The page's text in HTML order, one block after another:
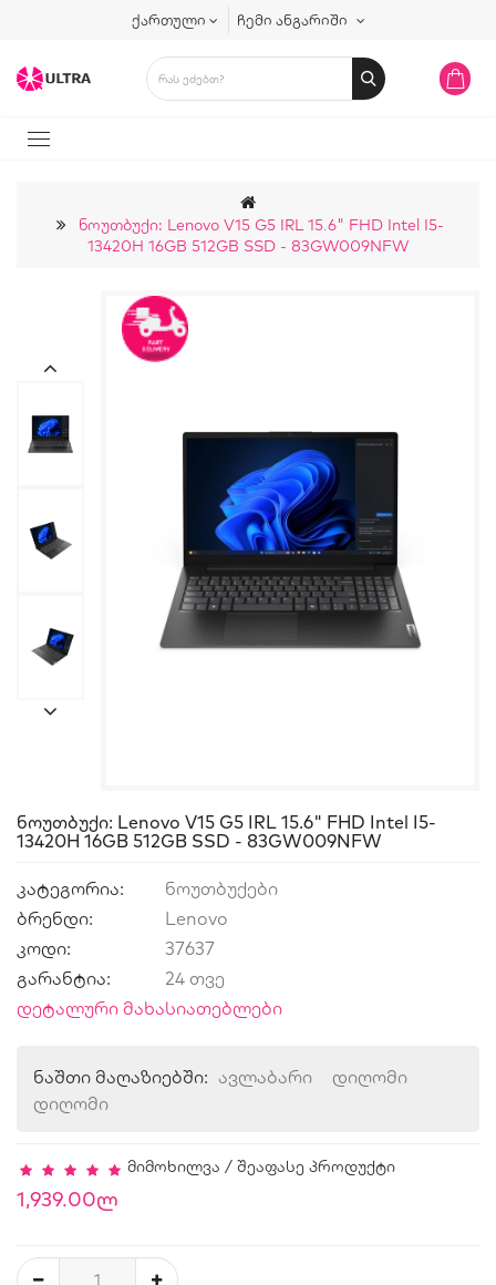
ქართული ჩემი ანგარიში
Ნოუთბუქი: Lenovo V15 G5 IRL 15.6" FHD Intel I5-
13420H 16GB 512GB SSD - 83GW009NFW
Ნოუთბუქი: Lenovo V15 G5 IRL 15.6" FHD Intel I5-
13420H 16GB 512GB SSD - 83GW009NFW
კატეგორია:
ნოუთბუქები
ბრენდი:
Lenovo
კოდი:
37637
გარანტია:
24 თვე
დეტალური მახასიათებლები
ნაშთი მაღაზიებში: ავლაბარი
დიღომი
დიღომი
მიმოხილვა / შეაფასე პროდუქტი
1,939.00ლ